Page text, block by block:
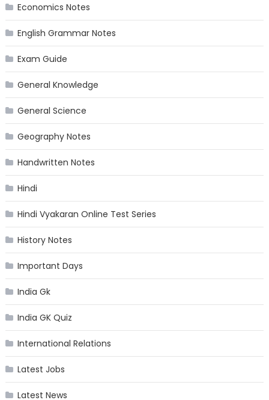
Economics Notes
English Grammar Notes
Exam Guide
General Knowledge
General Science
Geography Notes
Handwritten Notes
Hindi
Hindi Vyakaran Online Test Series
History Notes
Important Days
India Gk
India GK Quiz
International Relations
Latest Jobs
Latest News